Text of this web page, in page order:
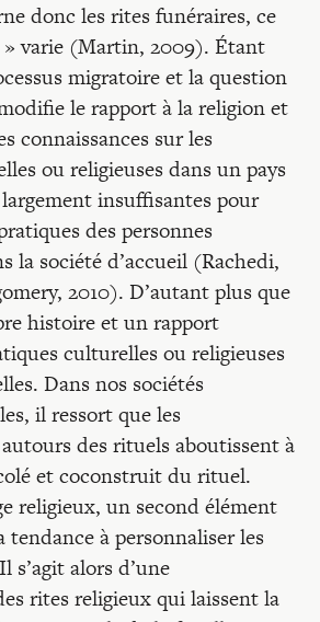
donc les rites funéraires, ce
varie (Martin, 2009). Étant
migratoire et la question
le rapport à la religion et
connaissances sur les
ou religieuses dans un pays
insuffisantes pour
des personnes
la société d’accueil (Rachedi,
2010). D’autant plus que
histoire et un rapport
culturelles ou religieuses
Dans nos sociétés
il ressort que les
des rituels aboutissent à
et coconstruit du rituel.
religieux, un second élément
tendance à personnaliser les
s’agit alors d’une
rites religieux qui laissent la